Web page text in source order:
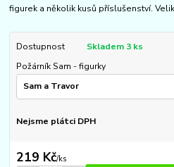
figurek a několik kusů příslušenství.
Dostupnost
Skladem 3 ks
Požárník Sam - figurky
Nejsme plátci DPH
219 Kč/ks